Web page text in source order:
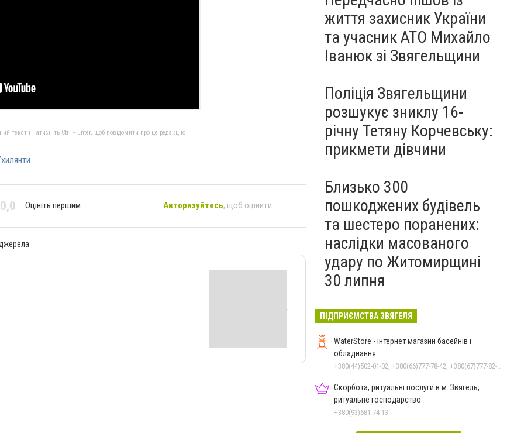
текст і натисніть Ctrl + Enter, щоб повідомити про це редакцію
0,0 Оцініть першим Авторизуйтесь, щоб оцінити
життя захисник України
та учасник АТО Михайло
Іванюк зі Звягельщини
Поліція Звягельщини
розшукує зниклу 16-
річну Тетяну Корчевську:
прикмети дівчини
Близько 300
пошкоджених будівель
та шестеро поранених:
наслідки масованого
удару по Житомирщині
30 липня
ПІДПРИЄМСТВА ЗВЯГЕЛЯ
WaterStore - інтернет магазин басейнів і
обладнання
+380(44)502-01-02, +380(66)777-78-42, +380(67)777-82-19, +380(67)890-80-80, +380(73)890-80-80, +380(44)502-01-03
Скорбота, ритуальні послуги в м. Звягель,
ритуальне господарство
+380(93)681-74-13